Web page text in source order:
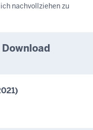
nachvollziehen zu